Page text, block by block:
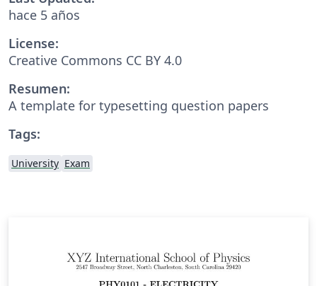
hace 5 años
License:
Creative Commons CC BY 4.0
Resumen:
A template for typesetting question papers
Tags:
University Exam